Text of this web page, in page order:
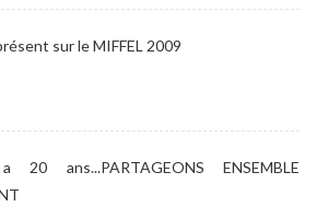
sur le MIFFEL 2009
ans...PARTAGEONS ENSEMBLE